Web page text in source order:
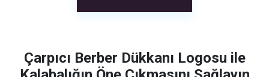
Çarpıcı Berber Dükkanı Logosu ile